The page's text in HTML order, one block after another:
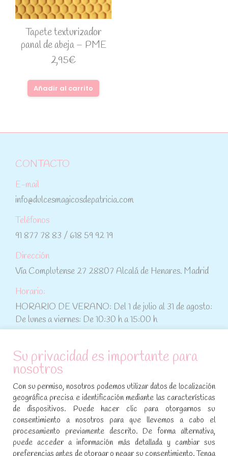
Tapete texturizador
panal de abeja – PME
2,95€
Añadir al carrito
CONTACTO
E-mail
info@dulcesmagicosdepatricia.com
Teléfonos
91 877 78 83 / 618 59 92 19
Dirección
Vía Complutense 27 28807 Alcalá de Henares. Madrid
Horario:
HORARIO DE VERANO: Del 1 de julio al 31 de agosto:
De lunes a viernes: De 10:30 h a 15:00 h
ATENCIÓN AL CLIENTE
Condiciones de compra
Aviso legal y política de privacidad
Política de cookies
SÍGUENOS EN REDES SOCIALES
Su privacidad es importante para
nosotros
Con su permiso, nosotros podemos utilizar datos de localización
geográfica precisa e identificación mediante las características
de dispositivos. Puede hacer clic para otorgarnos su
consentimiento a nosotros para que llevemos a cabo el
procesamiento previamente descrito. De forma alternativa,
puede acceder a información más detallada y cambiar sus
preferencias antes de otorgar o negar su consentimiento. Tenga